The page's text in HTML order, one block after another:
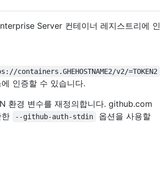
Server 컨테이너 레지스트리에 인
containers.GHEHOSTNAME2/v2/=TOKEN2
인증할 수 있습니다.
환경 변수를 재정의합니다. github.com
--github-auth-stdin
옵션을 사용할